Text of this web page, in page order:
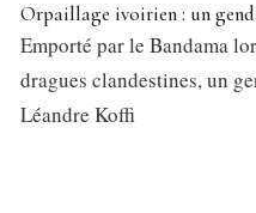
Orpaillage ivoirien : un
Emporté par le Bandama
dragues clandestines, un
Léandre Koffi